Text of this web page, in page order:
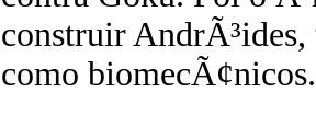
construir
como biomecÃ¢nicos.